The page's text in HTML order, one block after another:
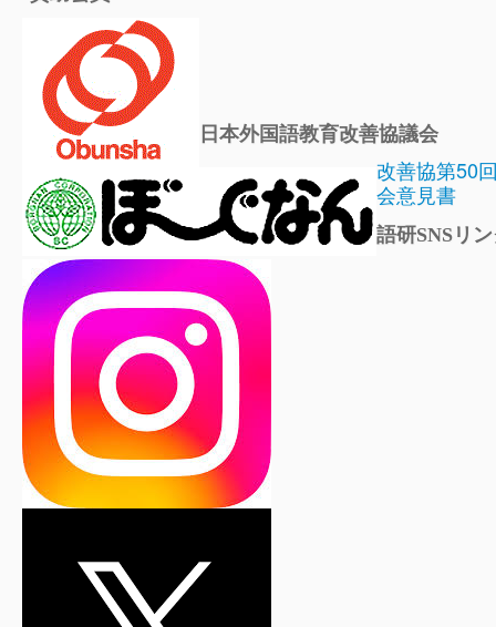
日本外国語教育改善協議会
改善協第50
会意見書
語研SNSリ